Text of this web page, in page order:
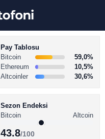
Pay Tablosu
Bitcoin
59,0%
Ethereum
10,5%
Altcoinler
30,6%
Sezon Endeksi
Bitcoin
Altcoin
43.8/100